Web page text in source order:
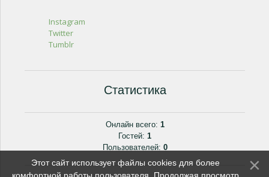
Instagram
Twitter
Tumblr
Статистика
Онлайн всего: 1
Гостей: 1
Пользователей: 0
Этот сайт использует файлы cookies для более